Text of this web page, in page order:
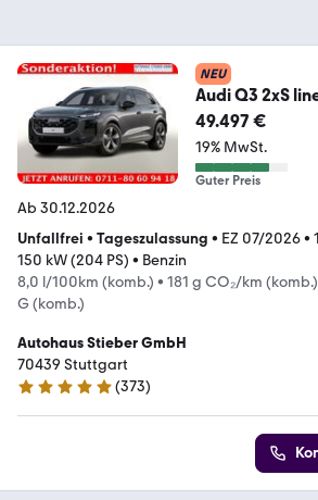
NEU
Audi Q3 2xS
KlimaP 19Z
49.497 €
19% MwSt.
Guter Preis
Ab 30.12.2026
Unfallfrei • Tageszulassung • EZ 07/2026•
150 kW (204 PS) • Benzin
8,0 l/100km (komb.) • 181 g CO₂/km (komb.)
G (komb.)
Autohaus Stieber GmbH
70439 Stuttgart
4.9 Sterne
(373)